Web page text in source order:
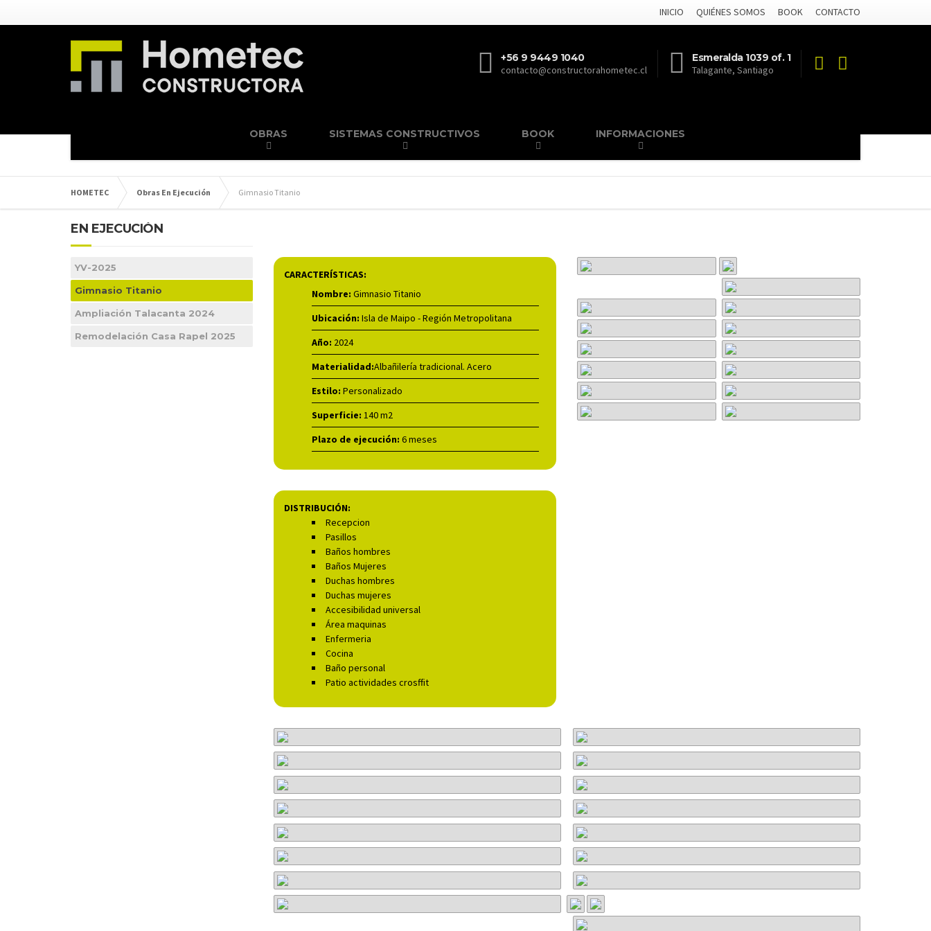
INICIO QUIÉNES SOMOS BOOK CONTACTO
+56 9 9449 1040
contacto@constructorahometec.cl
Esmeralda 1039 of. 1
Talagante, Santiago
OBRAS SISTEMAS CONSTRUCTIVOS BOOK INFORMACIONES
HOMETEC Obras En Ejecución Gimnasio Titanio
CARACTERÍSTICAS:
Nombre: Gimnasio Titanio
Ubicación: Isla de Maipo - Región Metropolitana
Año: 2024
Materialidad:Albañilería tradicional. Acero
Estilo: Personalizado
Superficie: 140 m2
Plazo de ejecución: 6 meses
DISTRIBUCIÓN:
Recepcion
Pasillos
Baños hombres
Baños Mujeres
Duchas hombres
Duchas mujeres
Accesibilidad universal
Área maquinas
Enfermeria
Cocina
Baño personal
Patio actividades crosffit
EN EJECUCIÓN
YV-2025
Gimnasio Titanio
Ampliación Talacanta 2024
Remodelación Casa Rapel 2025